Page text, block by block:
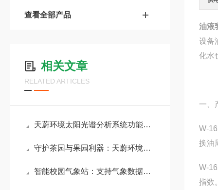
查看全部产品
相关文章
RELATED ARTICLES
天蔚环境太阳光谱分析系统功能解析，以全波段解析重塑气象与能源监测
守护茶园与果园利器：天蔚环境病虫害监测预警系统助力经济作物提质增收
智能校园气象站：支持气象数据曲线分析，师生可快速掌握气象变化规律
油液
设备
化水
一、
W-
换油
W-
指数